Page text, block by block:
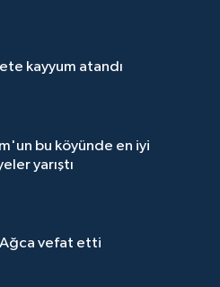
kayyum atandı
bu köyünde en iyi
yarıştı
Ağca vefat etti